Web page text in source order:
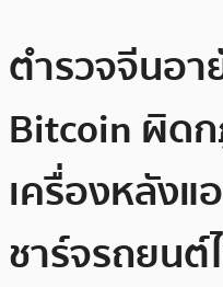
ตำรวจจีนอา
Bitcoin ผิด
เครื่องหลังแ
ชาร์จรถยน